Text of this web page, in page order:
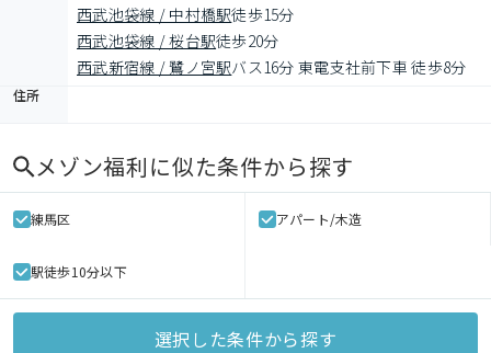
西武池袋線 / 中村橋駅徒歩15分
西武池袋線 / 桜台駅徒歩20分
西武新宿線 / 鷺ノ宮駅バス16分 東電支社前下車 徒歩8分
住所
メゾン福利に似た条件から探す
練馬区 アパート/木造
駅徒歩10分以下
選択した条件から探す